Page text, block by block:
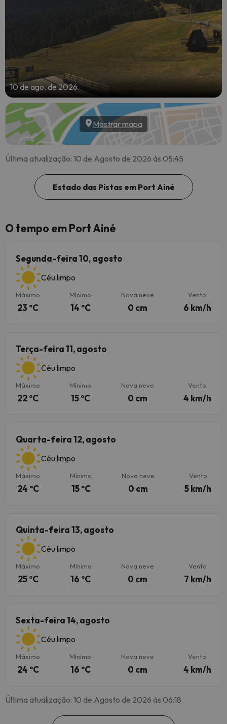
10 de ago. de 2026
Mostrar mapa
Última atualização: 10 de Agosto de 2026 às 05:45
Estado das Pistas em Port Ainé
O tempo em Port Ainé
Segunda-feira 10, agosto
Céu limpo
Máximo
23 ºC
Mínimo
14 ºC
Nova neve
0 cm
Vento
6 km/h
Terça-feira 11, agosto
Céu limpo
Máximo
22 ºC
Mínimo
15 ºC
Nova neve
0 cm
Vento
4 km/h
Quarta-feira 12, agosto
Céu limpo
Máximo
24 ºC
Mínimo
15 ºC
Nova neve
0 cm
Vento
5 km/h
Quinta-feira 13, agosto
Céu limpo
Máximo
25 ºC
Mínimo
16 ºC
Nova neve
0 cm
Vento
7 km/h
Sexta-feira 14, agosto
Céu limpo
Máximo
24 ºC
Mínimo
16 ºC
Nova neve
0 cm
Vento
4 km/h
Última atualização: 10 de Agosto de 2026 às 06:18